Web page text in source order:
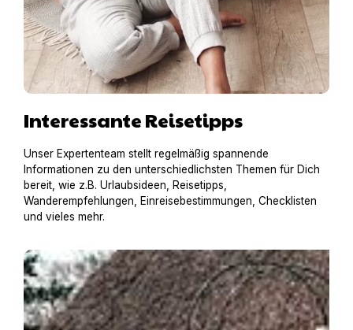
Interessante Reisetipps
Unser Expertenteam stellt regelmäßig spannende
Informationen zu den unterschiedlichsten Themen für Dich
bereit, wie z.B. Urlaubsideen, Reisetipps,
Wanderempfehlungen, Einreisebestimmungen, Checklisten
und vieles mehr.
Pia mit RottiAmy in einer historischen Reetdachkate in